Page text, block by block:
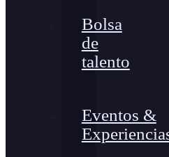
Bolsa
de
talento
Eventos &